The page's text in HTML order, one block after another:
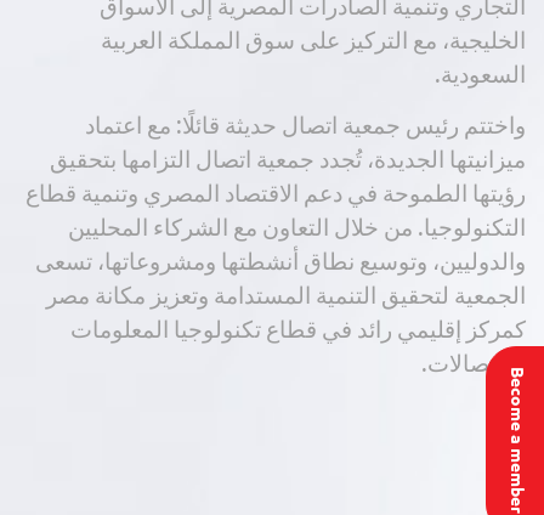
Become a member
التجاري وتنمية الصادرات المصرية إلى الأسواق
الخليجية، مع التركيز على سوق المملكة العربية
السعودية.
واختتم رئيس جمعية اتصال حديثة قائلًا: مع اعتماد
ميزانيتها الجديدة، تُجدد جمعية اتصال التزامها بتحقيق
رؤيتها الطموحة في دعم الاقتصاد المصري وتنمية قطاع
التكنولوجيا. من خلال التعاون مع الشركاء المحليين
والدوليين، وتوسيع نطاق أنشطتها ومشروعاتها، تسعى
الجمعية لتحقيق التنمية المستدامة وتعزيز مكانة مصر
كمركز إقليمي رائد في قطاع تكنولوجيا المعلومات
والاتصالات.